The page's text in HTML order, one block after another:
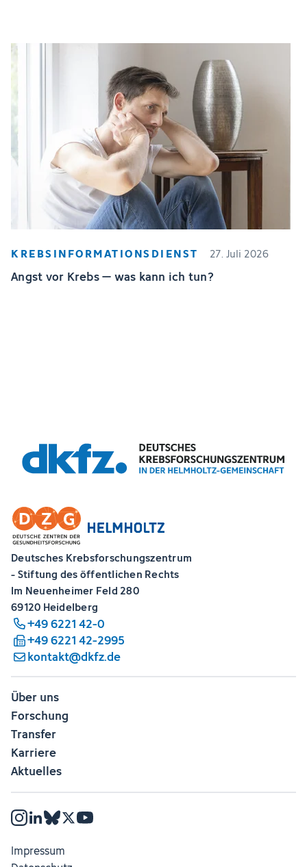
KREBSINFORMATIONSDIENST 27. Juli 2026
Angst vor Krebs – was kann ich tun?
Deutsches Krebsforschungszentrum
- Stiftung des öffentlichen Rechts
Im Neuenheimer Feld 280
69120 Heidelberg
+49 6221 42-0
+49 6221 42-2995
kontakt@dkfz.de
Über uns
Forschung
Transfer
Karriere
Aktuelles
Impressum